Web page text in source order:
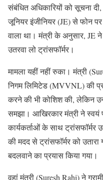
संबंधित अधिकारियों को सूचना
जूनियर इंजीनियर (JE) से फोन
वाला था। मंत्री के अनुसार, JE
उतरवा लो ट्रांसफॉर्मर।
मामला यहीं नहीं रुका। मंत्री
निगम लिमिटेड (MVVNL) की
करने की भी कोशिश की, लेकिन
समझा। आखिरकार मंत्री ने स्वयं
कार्यकर्ताओं के साथ ट्रांसफॉर्मर
की मदद से ट्रांसफॉर्मर को
बदलवाने का प्रयास किया गया।
वहां मंत्री (Suresh Rahi) ने